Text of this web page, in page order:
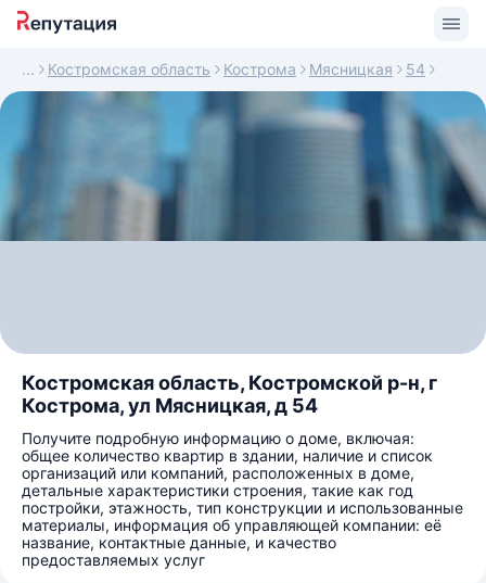
Костромская область Кострома Мясницкая 54
Костромская область, Костромской р-н, г
Кострома, ул Мясницкая, д 54
Получите подробную информацию о доме, включая:
общее количество квартир в здании, наличие и список
организаций или компаний, расположенных в доме,
детальные характеристики строения, такие как год
постройки, этажность, тип конструкции и использованные
материалы, информация об управляющей компании: её
название, контактные данные, и качество
предоставляемых услуг